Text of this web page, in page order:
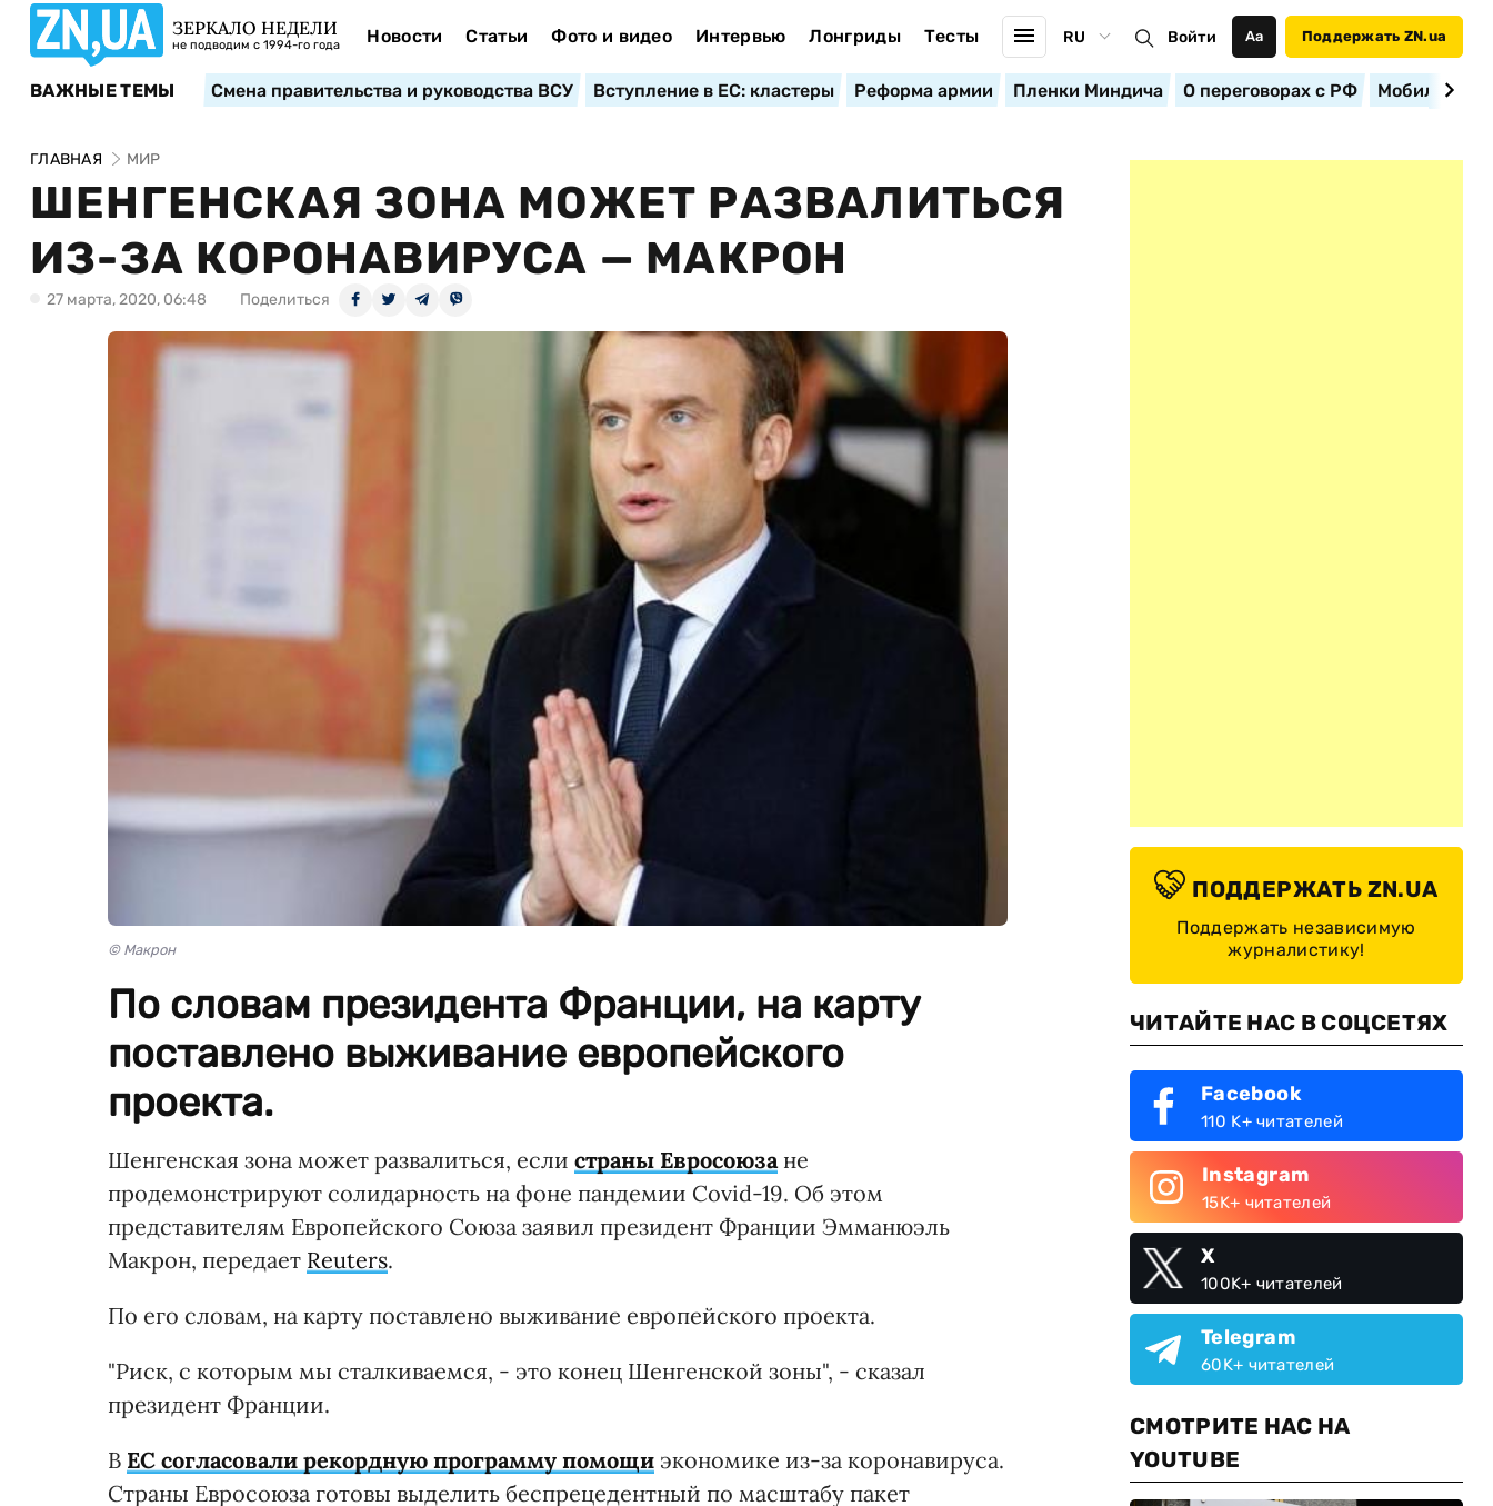
ЗЕРКАЛО НЕДЕЛИ
не подводим с 1994-го года Новости Статьи Фото и видео Интервью Лонгриды Тесты RU Войти Аа Поддержать ZN.ua
ВАЖНЫЕ ТЕМЫ Смена правительства и руководства ВСУ Вступление в ЕС: кластеры Реформа армии Пленки Миндича О переговорах с РФ
ГЛАВНАЯ МИР
ШЕНГЕНСКАЯ ЗОНА МОЖЕТ РАЗВАЛИТЬСЯ
ИЗ-ЗА КОРОНАВИРУСА — МАКРОН
27 марта, 2020, 06:48 Поделиться
© Макрон
По словам президента Франции, на карту
поставлено выживание европейского
проекта.
Шенгенская зона может развалиться, если страны Евросоюза не
продемонстрируют солидарность на фоне пандемии Covid-19. Об этом
представителям Европейского Союза заявил президент Франции Эмманюэль
Макрон, передает Reuters.
По его словам, на карту поставлено выживание европейского проекта.
"Риск, с которым мы сталкиваемся, - это конец Шенгенской зоны", - сказал
президент Франции.
В ЕС согласовали рекордную программу помощи экономике из-за коронавируса.
Страны Евросоюза готовы выделить беспрецедентный по масштабу пакет
ПОДДЕРЖАТЬ ZN.UA
Поддержать независимую
журналистику!
ЧИТАЙТЕ НАС В СОЦСЕТЯХ
Facebook
110 K+ читателей
Instagram
15K+ читателей
X
100K+ читателей
Telegram
60K+ читателей
СМОТРИТЕ НАС НА
YOUTUBE